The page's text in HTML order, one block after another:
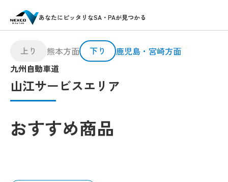
あなたにピッタリなSA・PAが見つかる
九州自動車道
山江サービスエリア
上り 熊本方面 下り 鹿児島・宮崎方面
おすすめ商品